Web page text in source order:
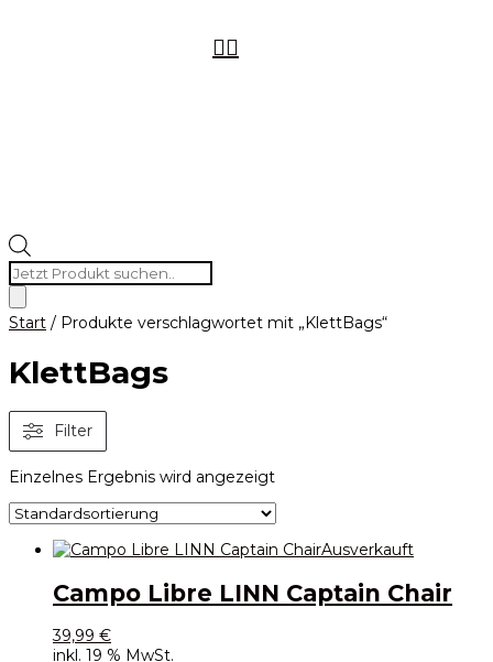
Products
search

Start / Produkte verschlagwortet mit „KlettBags“
KlettBags
Filter
Einzelnes Ergebnis wird angezeigt
Ausverkauft
Campo Libre LINN Captain Chair
39,99 €
inkl. 19 % MwSt.